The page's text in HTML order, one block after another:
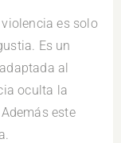
es solo
Es un
al
oculta la
este